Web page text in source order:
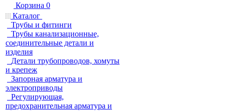
Корзина 0
Каталог
Трубы и фитинги
Трубы канализационные,
соединительные детали и
изделия
Детали трубопроводов, хомуты
и крепеж
Запорная арматура и
электроприводы
Регулирующая,
предохранительная арматура и